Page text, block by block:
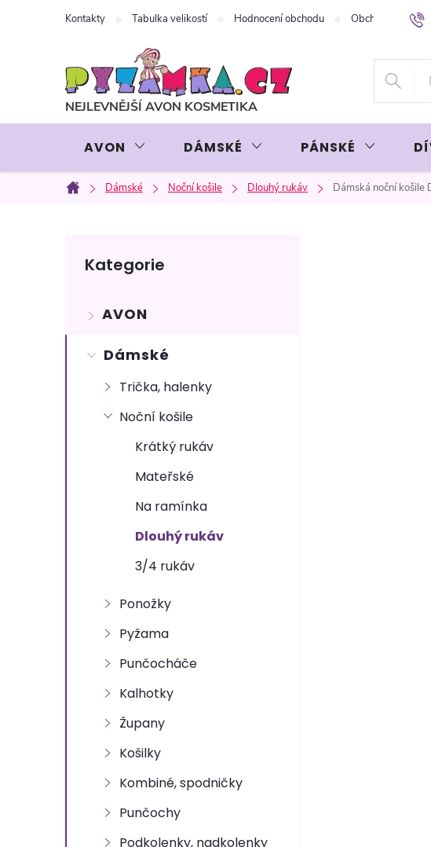
Kontakty Tabulka velikostí Hodnocení obchodu Obchodní
AVON DÁMSKÉ PÁNSKÉ
Domů
Dámské Noční košile Dlouhý rukáv Dámská noční
s
kategorie
Kategorie
AVON
Dámské
Trička, halenky
Noční košile
Krátký rukáv
Mateřské
Na ramínka
Dlouhý rukáv
3/4 rukáv
Ponožky
Pyžama
Punčocháče
Kalhotky
Župany
Košilky
Kombiné, spodničky
Punčochy
Podkolenky, nadkolenky